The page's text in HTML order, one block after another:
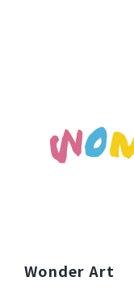
Wonder Art